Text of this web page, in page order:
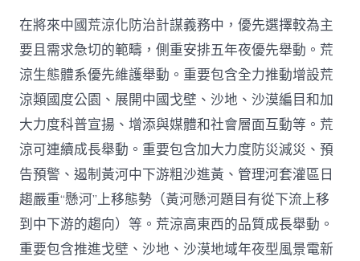
在將來中國荒涼化防治計謀義務中，優先選擇較為主
要且需求急切的範疇，側重安排五年夜優先舉動。荒
涼生態體系優先維護舉動。重要包含全力推動增設荒
涼類國度公園、展開中國戈壁、沙地、沙漠編目和加
大力度科普宣揚、增添與媒體和社會層面互動等。荒
涼可連續成長舉動。重要包含加大力度防災減災、預
告預警、遏制黃河中下游粗沙進黃、管理河套灌區日
趨嚴重“懸河”上移態勢（黃河懸河題目有從下流上移
到中下游的趨向）等。荒涼高東西的品質成長舉動。
重要包含推進戈壁、沙地、沙漠地域年夜型風景電新